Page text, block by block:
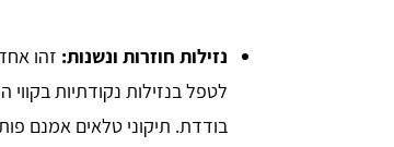
נזילות חוזרות ונשנות: זהו
לטפל בנזילות נקודתיות
בודדת. תיקוני טלאים אמנם